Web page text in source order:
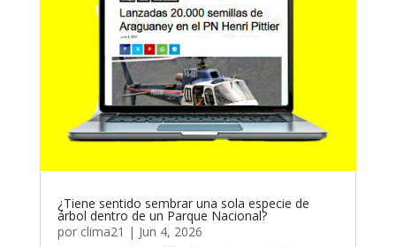
¿Tiene sentido sembrar una sola especie de
árbol dentro de un Parque Nacional?
por clima21 | Jun 4, 2026